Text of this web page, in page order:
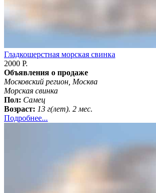
Гладкошерстная морская свинка
2000 Р.
Объявления о продаже
Московский регион, Москва
Морская свинка
Пол: Самец
Возраст: 13 г(лет). 2 мес.
Подробнее...